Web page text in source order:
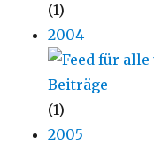
(1)
2004
(1)
2005